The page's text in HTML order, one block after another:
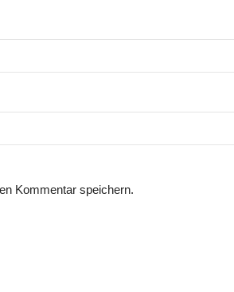
Kommentar speichern.